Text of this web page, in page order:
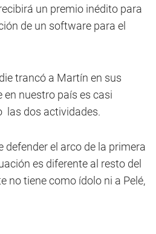
un premio inédito para
de un software para el
trancó a Martín en sus
en nuestro país es casi
las dos actividades.
defender el arco de la primera
es diferente al resto del
no tiene como ídolo ni a Pelé,